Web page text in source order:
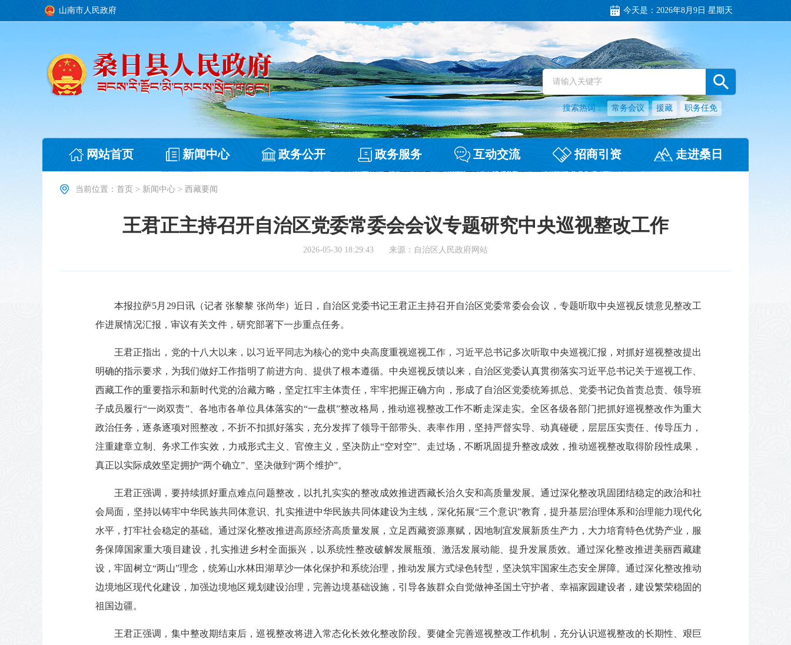
山南市人民政府 今天是： 2026年8月9日 星期天
搜索热词： 常务会议 援藏 职务任免
网站首页 新闻中心 政务公开 政务服务 互动交流 招商引资 走进桑日
当前位置： 首页 > 新闻中心 > 西藏要闻
王君正主持召开自治区党委常委会会议专题研究中央巡视整改工作
2026-05-30 18:29:43 来源：自治区人民政府网站
本报拉萨5月29日讯（记者 张黎黎 张尚华）近日，自治区党委书记王君正主持召开自治区党委常委会会议，专题听取中央巡视反馈意见整改工
作进展情况汇报，审议有关文件，研究部署下一步重点任务。
王君正指出，党的十八大以来，以习近平同志为核心的党中央高度重视巡视工作，习近平总书记多次听取中央巡视汇报，对抓好巡视整改提出
明确的指示要求，为我们做好工作指明了前进方向、提供了根本遵循。中央巡视反馈以来，自治区党委认真贯彻落实习近平总书记关于巡视工作、
西藏工作的重要指示和新时代党的治藏方略，坚定扛牢主体责任，牢牢把握正确方向，形成了自治区党委统筹抓总、党委书记负首责总责、领导班
子成员履行“一岗双责”、各地市各单位具体落实的“一盘棋”整改格局，推动巡视整改工作不断走深走实。全区各级各部门把抓好巡视整改作为重大
政治任务，逐条逐项对照整改，不折不扣抓好落实，充分发挥了领导干部带头、表率作用，坚持严督实导、动真碰硬，层层压实责任、传导压力，
注重建章立制、务求工作实效，力戒形式主义、官僚主义，坚决防止“空对空”、走过场，不断巩固提升整改成效，推动巡视整改取得阶段性成果，
真正以实际成效坚定拥护“两个确立”、坚决做到“两个维护”。
王君正强调，要持续抓好重点难点问题整改，以扎扎实实的整改成效推进西藏长治久安和高质量发展。通过深化整改巩固团结稳定的政治和社
会局面，坚持以铸牢中华民族共同体意识、扎实推进中华民族共同体建设为主线，深化拓展“三个意识”教育，提升基层治理体系和治理能力现代化
水平，打牢社会稳定的基础。通过深化整改推进高原经济高质量发展，立足西藏资源禀赋，因地制宜发展新质生产力，大力培育特色优势产业，服
务保障国家重大项目建设，扎实推进乡村全面振兴，以系统性整改破解发展瓶颈、激活发展动能、提升发展质效。通过深化整改推进美丽西藏建
设，牢固树立“两山”理念，统筹山水林田湖草沙一体化保护和系统治理，推动发展方式绿色转型，坚决筑牢国家生态安全屏障。通过深化整改推动
边境地区现代化建设，加强边境地区规划建设治理，完善边境基础设施，引导各族群众自觉做神圣国土守护者、幸福家园建设者，建设繁荣稳固的
祖国边疆。
王君正强调，集中整改期结束后，巡视整改将进入常态化长效化整改阶段。要健全完善巡视整改工作机制，充分认识巡视整改的长期性、艰巨